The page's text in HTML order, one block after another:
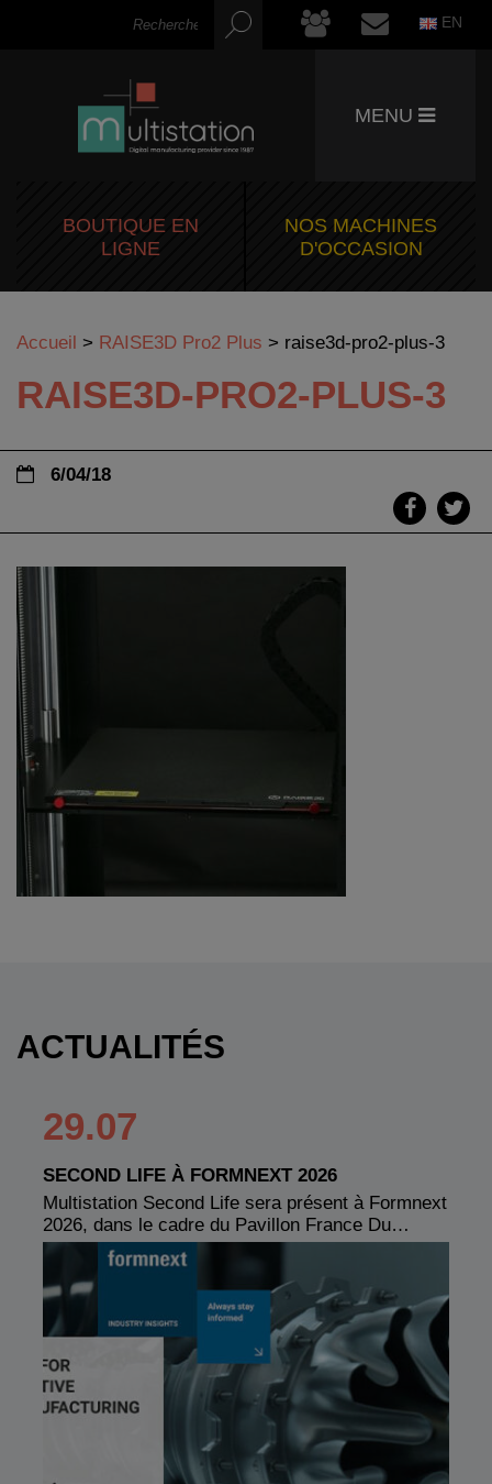
EN
MENU
BOUTIQUE EN
LIGNE
NOS MACHINES
D'OCCASION
Accueil > RAISE3D Pro2 Plus > raise3d-pro2-plus-3
RAISE3D-PRO2-PLUS-3
6/04/18
ACTUALITÉS
29.07
SECOND LIFE À FORMNEXT 2026
Multistation Second Life sera présent à Formnext
2026, dans le cadre du Pavillon France Du…